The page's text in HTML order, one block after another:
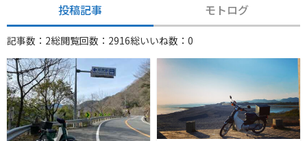
投稿記事 モトログ
記事数：2総閲覧回数：2916総いいね数：0